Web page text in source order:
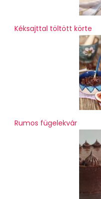
Kéksajttal töltött körte
Rumos fügelekvár